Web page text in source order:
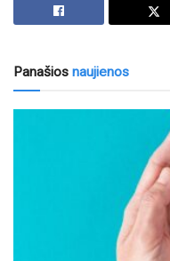
Panašios naujienos